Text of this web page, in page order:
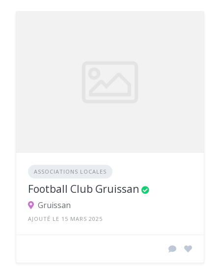
ASSOCIATIONS LOCALES
Football Club Gruissan
Gruissan
AJOUTÉ LE 15 MARS 2025